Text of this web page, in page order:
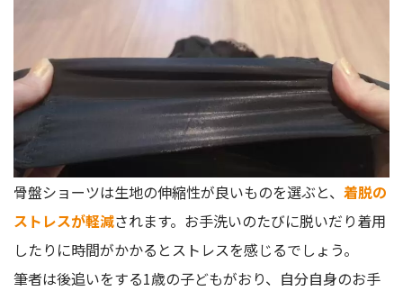
骨盤ショーツは生地の伸縮性が良いものを選ぶと、 着脱の
ストレスが軽減されます。お手洗いのたびに脱いだり着用
したりに時間がかかるとストレスを感じるでしょう。
筆者は後追いをする1歳の子どもがおり、自分自身のお手